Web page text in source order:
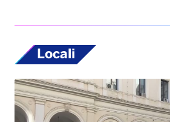
Locali